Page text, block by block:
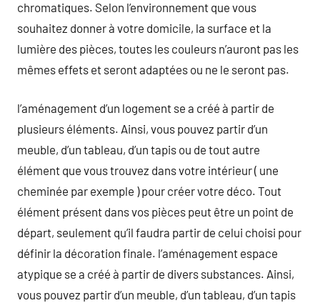
chromatiques. Selon l’environnement que vous
souhaitez donner à votre domicile, la surface et la
lumière des pièces, toutes les couleurs n’auront pas les
mêmes effets et seront adaptées ou ne le seront pas.
l’aménagement d’un logement se a créé à partir de
plusieurs éléments. Ainsi, vous pouvez partir d’un
meuble, d’un tableau, d’un tapis ou de tout autre
élément que vous trouvez dans votre intérieur ( une
cheminée par exemple ) pour créer votre déco. Tout
élément présent dans vos pièces peut être un point de
départ, seulement qu’il faudra partir de celui choisi pour
définir la décoration finale. l’aménagement espace
atypique se a créé à partir de divers substances. Ainsi,
vous pouvez partir d’un meuble, d’un tableau, d’un tapis